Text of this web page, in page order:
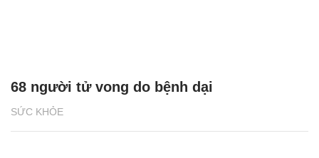
SỨC KHỎE
68 người tử vong do bệnh dại